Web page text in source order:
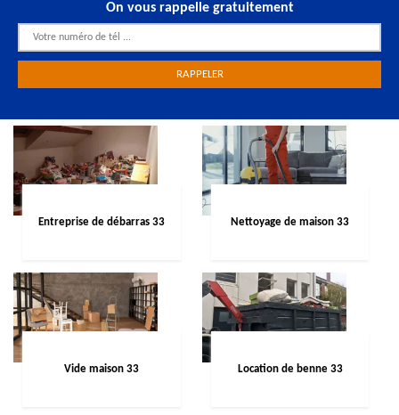
On vous rappelle gratuitement
Entreprise de débarras 33 Nettoyage de maison 33
Vide maison 33 Location de benne 33